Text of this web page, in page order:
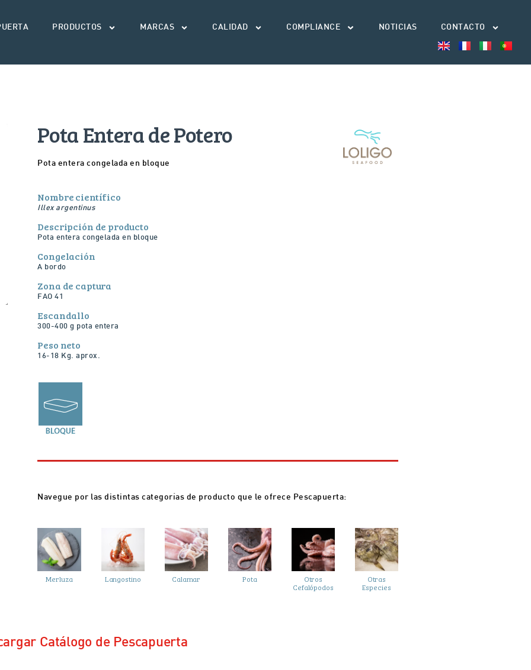
PRODUCTOS MARCAS CALIDAD COMPLIANCE NOTICIAS CONTACTO
Pota Entera de Potero
Pota entera congelada en bloque
Nombre científico
Illex argentinus
Descripción de producto
Pota entera congelada en bloque
Congelación
A bordo
Zona de captura
FAO 41
Escandallo
300-400 g pota entera
Peso neto
16-18 Kg. aprox.
Navegue por las distintas categorías de producto que le ofrece Pescapuerta:
Merluza Langostino Calamar Pota Otros
Cefalópodos
Otras
Especies
Catálogo de Pescapuerta